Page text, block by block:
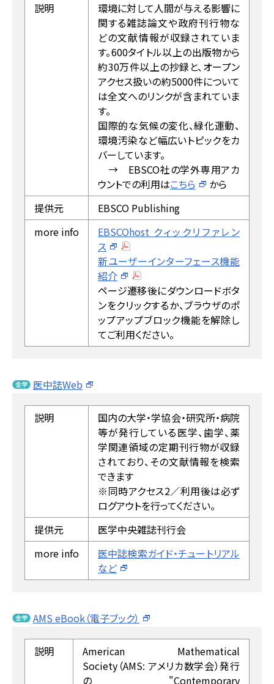
説明
環境に対して人間が与える影響に
関する雑誌論文や政府刊行物な
どの文献情報が収録されていま
す。600タイトル以上の出版物から
約30万件以上の抄録と、オープン
アクセス扱いの約5000件について
は全文へのリンクが含まれていま
す。
国際的な気候の変化、緑化運動、
環境汚染など幅広いトピックをカ
バーしています。
→ EBSCO社の学外専用アカ
ウントでの利用はこちら
から
提供元
EBSCO Publishing
more info
EBSCOhost クィックリファレン
ス
新ユーザーインターフェース機能
紹介
ページ遷移後にダウンロードボタ
ンをクリックするか、ブラウザのポ
ップアップブロック機能を解除し
てご利用ください。
医中誌Web
説明
国内の大学・学協会・研究所・病院
等が発行している医学、歯学、薬
学関連領域の定期刊行物が収録
されており、その文献情報を検索
できます
※同時アクセス2／利用後は必ず
ログアウトを行ってください。
提供元
医学中央雑誌刊行会
more info
医中誌検索ガイド・チュートリアル
など
AMS eBook（電子ブック）
説明
American Mathematical
Society（AMS: アメリカ数学会）発行
の"Contemporary